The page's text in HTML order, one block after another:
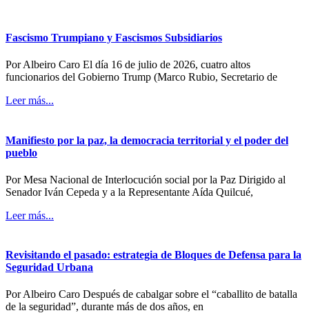
Fascismo Trumpiano y Fascismos Subsidiarios
Por Albeiro Caro El día 16 de julio de 2026, cuatro altos
funcionarios del Gobierno Trump (Marco Rubio, Secretario de
Leer más...
Manifiesto por la paz, la democracia territorial y el poder del
pueblo
Por Mesa Nacional de Interlocución social por la Paz Dirigido al
Senador Iván Cepeda y a la Representante Aída Quilcué,
Leer más...
Revisitando el pasado: estrategia de Bloques de Defensa para la
Seguridad Urbana
Por Albeiro Caro Después de cabalgar sobre el “caballito de batalla
de la seguridad”, durante más de dos años, en